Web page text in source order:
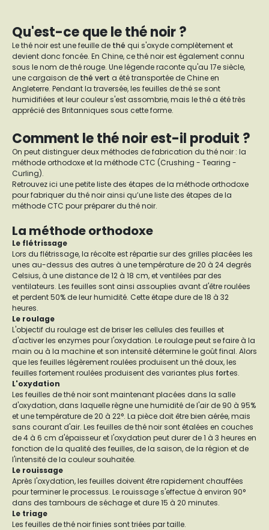
Qu'est-ce que le thé noir ?
Le thé noir est une feuille de thé qui s'oxyde complètement et
devient donc foncée. En Chine, ce thé noir est également connu
sous le nom de thé rouge. Une légende raconte qu'au 17e siècle,
une cargaison de thé vert a été transportée de Chine en
Angleterre. Pendant la traversée, les feuilles de thé se sont
humidifiées et leur couleur s'est assombrie, mais le thé a été très
apprécié des Britanniques sous cette forme.
Comment le thé noir est-il produit ?
On peut distinguer deux méthodes de fabrication du thé noir : la
méthode orthodoxe et la méthode CTC (Crushing - Tearing -
Curling).
Retrouvez ici une petite liste des étapes de la méthode orthodoxe
pour fabriquer du thé noir ainsi qu’une liste des étapes de la
méthode CTC pour préparer du thé noir.
La méthode orthodoxe
Le flétrissage
Lors du flétrissage, la récolte est répartie sur des grilles placées les
unes au-dessus des autres à une température de 20 à 24 degrés
Celsius, à une distance de 12 à 18 cm, et ventilées par des
ventilateurs. Les feuilles sont ainsi assouplies avant d'être roulées
et perdent 50% de leur humidité. Cette étape dure de 18 à 32
heures.
Le roulage
L'objectif du roulage est de briser les cellules des feuilles et
d'activer les enzymes pour l'oxydation. Le roulage peut se faire à la
main ou à la machine et son intensité détermine le goût final. Alors
que les feuilles légèrement roulées produisent un thé doux, les
feuilles fortement roulées produisent des variantes plus fortes.
L'oxydation
Les feuilles de thé noir sont maintenant placées dans la salle
d'oxydation, dans laquelle règne une humidité de l'air de 90 à 95%
et une température de 20 à 22°. La pièce doit être bien aérée, mais
sans courant d'air. Les feuilles de thé noir sont étalées en couches
de 4 à 6 cm d'épaisseur et l'oxydation peut durer de 1 à 3 heures en
fonction de la qualité des feuilles, de la saison, de la région et de
l'intensité de la couleur souhaitée.
Le rouissage
Après l'oxydation, les feuilles doivent être rapidement chauffées
pour terminer le processus. Le rouissage s'effectue à environ 90°
dans des tambours de séchage et dure 15 à 20 minutes.
Le triage
Les feuilles de thé noir finies sont triées par taille.